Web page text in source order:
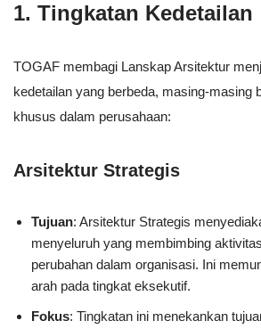
1. Tingkatan Kedetailan
TOGAF membagi Lanskap Arsitektur
kedetailan yang berbeda, masing-masing
khusus dalam perusahaan:
Arsitektur Strategis
Tujuan: Arsitektur Strategis
menyeluruh yang membimbing
perubahan dalam organisasi. Ini
arah pada tingkat eksekutif.
Fokus: Tingkatan ini menekankan